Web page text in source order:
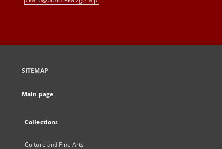
SITEMAP
Main page
Collections
Culture and Fine Arts